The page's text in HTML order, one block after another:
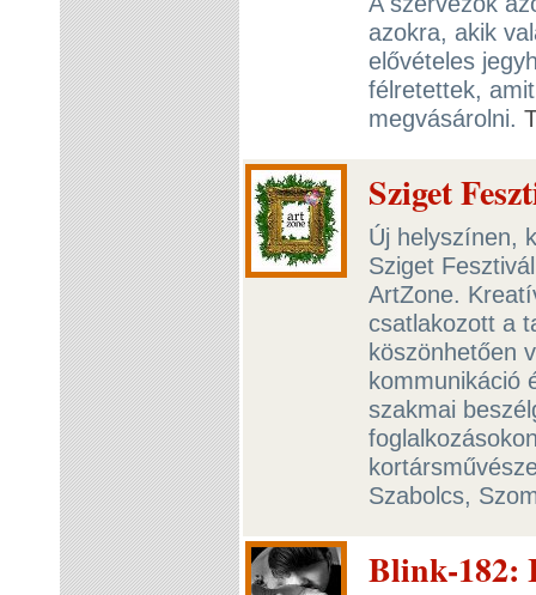
azokra, akik
elővételes
félretettek,
megvásárolni.
Sziget
Új helyszínen,
Sziget
ArtZone.
csatlakozott a
köszönhetően
kommunikáció
szakmai
Szabolcs,
Blink-182: